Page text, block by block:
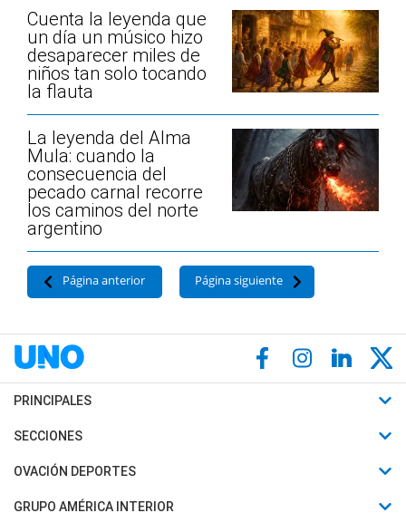
Cuenta la leyenda que
un día un músico hizo
desaparecer miles de
niños tan solo tocando
la flauta
La leyenda del Alma
Mula: cuando la
consecuencia del
pecado carnal recorre
los caminos del norte
argentino
Página anterior Página siguiente
PRINCIPALES
Últimas Noticias
Política
SECCIONES
Horóscopo
Motores
OVACIÓN DEPORTES
Fútbol
GRUPO AMÉRICA INTERIOR